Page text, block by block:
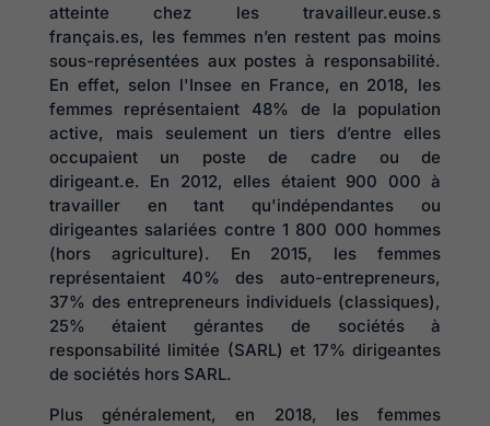
atteinte chez les travailleur.euse.s
français.es, les femmes n’en restent pas moins
sous-représentées aux postes à responsabilité.
En effet, selon l'Insee en France, en 2018, les
femmes représentaient 48% de la population
active, mais seulement un tiers d’entre elles
occupaient un poste de cadre ou de
dirigeant.e. En 2012, elles étaient 900 000 à
travailler en tant qu'indépendantes ou
dirigeantes salariées contre 1 800 000 hommes
(hors agriculture). En 2015, les femmes
représentaient 40% des auto-entrepreneurs,
37% des entrepreneurs individuels (classiques),
25% étaient gérantes de sociétés à
responsabilité limitée (SARL) et 17% dirigeantes
de sociétés hors SARL.
Plus généralement, en 2018, les femmes